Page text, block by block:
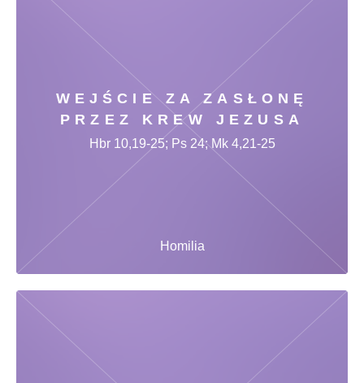
WEJŚCIE ZA ZASŁONĘ
PRZEZ KREW JEZUSA
Homilia
Hbr 10,19-25; Ps 24; Mk 4,21-25